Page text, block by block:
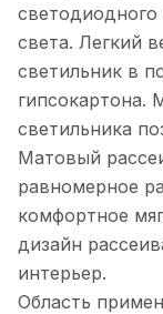
светодиодного
света. Легкий
светильник в
гипсокартона.
светильника
Матовый
равномерное
комфортное
дизайн
интерьер.
Область